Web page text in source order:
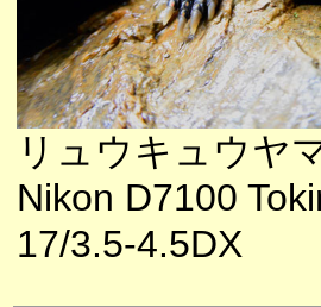
リュウキュウヤ
Nikon D7100
17/3.5-4.5DX